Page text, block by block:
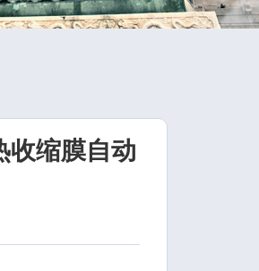
收缩膜自动